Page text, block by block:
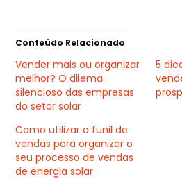
Conteúdo Relacionado
Vender mais ou organizar
melhor? O dilema
silencioso das empresas
do setor solar
5
Como utilizar o funil de
vendas para organizar o
seu processo de vendas
de energia solar